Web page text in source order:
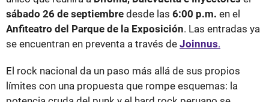
sábado 26 de septiembre desde las 6:00 p.m.
en el
Anfiteatro del Parque de la Exposición
. Las entradas ya
se encuentran en preventa a través de
Joinnus
El rock nacional da un paso más allá de sus propios
límites con una propuesta que rompe esquemas: la
potencia cruda del punk y el hard rock peruano se